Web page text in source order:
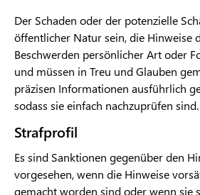
Der Schaden oder der potenzielle
öffentlicher Natur sein, die Hinweise
Beschwerden persönlicher Art oder
und müssen in Treu und Glauben
präzisen Informationen ausführlich
sodass sie einfach nachzuprüfen sind.
Strafprofil
Es sind Sanktionen gegenüber den
vorgesehen, wenn die Hinweise
gemacht worden sind oder wenn sie